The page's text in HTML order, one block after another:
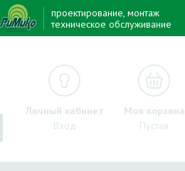
проектирование, монтаж
техническое обслуживание
Личный кабинет
Вход
Моя корзина
Пустая